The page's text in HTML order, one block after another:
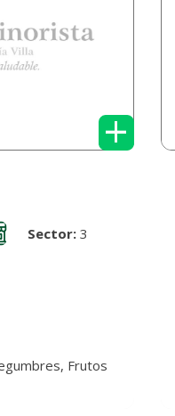
+
Sector: 3
Frutos